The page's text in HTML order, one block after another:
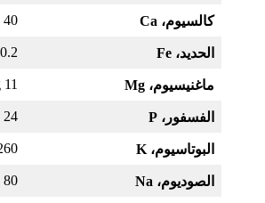
كالسيوم، Ca 40 mg
الحديد، Fe 0.2 mg
ماغنيسيوم، Mg 11 mg
الفسفور، P
24 mg
البوتاسيوم، K mg
الصوديوم، Na 80 mg